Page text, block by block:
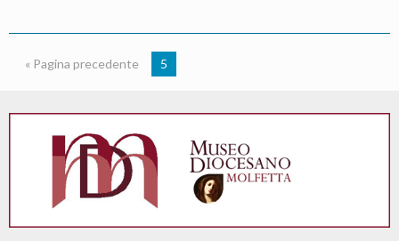
–
Giovinazzo
nel
postConcilio
Vaticano
II.
di
« Pagina precedente 5